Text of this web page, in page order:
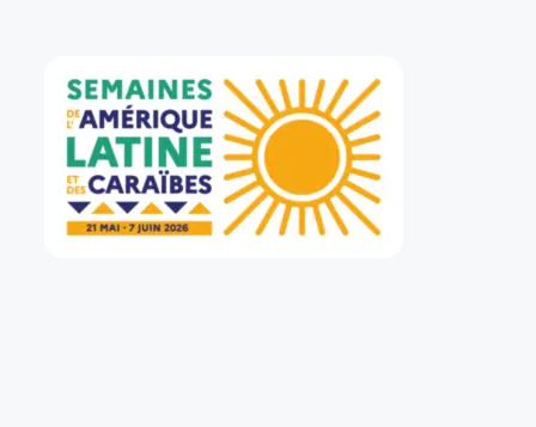
Qué dicen de nosotros?
Aviso legal
Política de cookies